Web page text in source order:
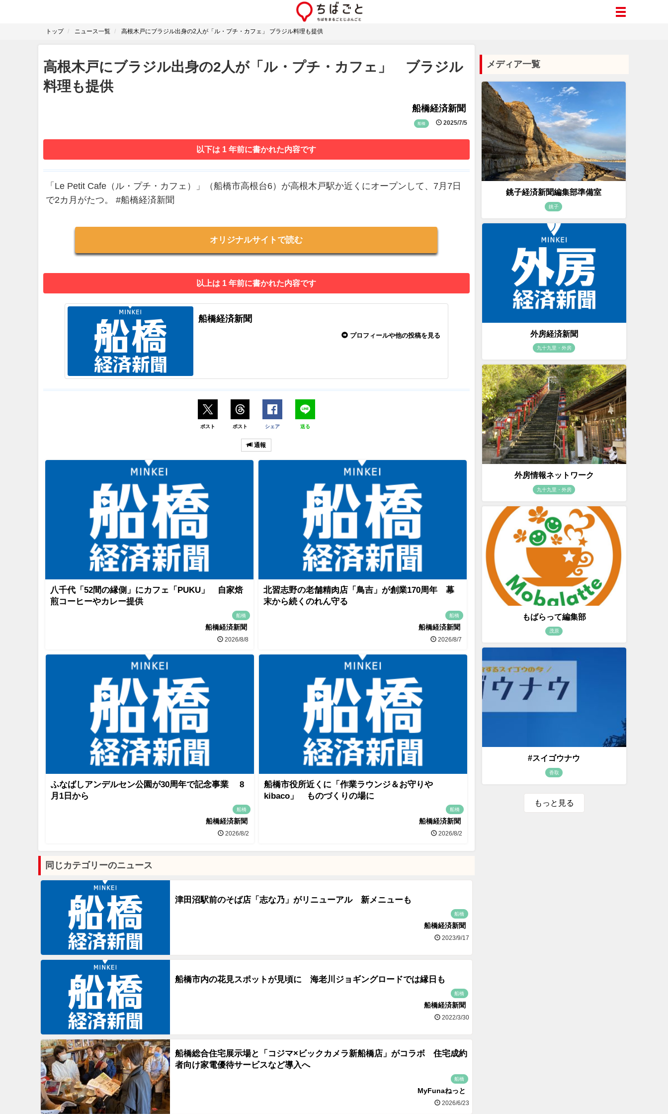
トップ ニュース一覧 高根木戸にブラジル出身の2人が「ル・プチ・カフェ」 ブラジル料理も提供
高根木戸にブラジル出身の2人が「ル・プチ・カフェ」 ブラジル
料理も提供
船橋経済新聞
船橋 2025/7/5
以下は 1 年前に書かれた内容です
「Le Petit Cafe（ル・プチ・カフェ）」（船橋市高根台6）が高根木戸駅か近くにオープンして、7月7日
で2カ月がたつ。 #船橋経済新聞
オリジナルサイトで読む
以上は 1 年前に書かれた内容です
船橋経済新聞
プロフィールや他の投稿を見る
ポスト ポスト シェア 送る
通報
八千代「52間の縁側」にカフェ「PUKU」 自家焙
煎コーヒーやカレー提供
船橋
船橋経済新聞
2026/8/8
北習志野の老舗精肉店「鳥吉」が創業170周年 幕
末から続くのれん守る
船橋
船橋経済新聞
2026/8/7
ふなばしアンデルセン公園が30周年で記念事業 8
月1日から
船橋
船橋経済新聞
2026/8/2
船橋市役所近くに「作業ラウンジ＆お守りや
kibaco」 ものづくりの場に
船橋
船橋経済新聞
2026/8/2
同じカテゴリーのニュース
津田沼駅前のそば店「志な乃」がリニューアル 新メニューも
船橋
船橋経済新聞
2023/9/17
船橋市内の花見スポットが見頃に 海老川ジョギングロードでは縁日も
船橋
船橋経済新聞
2022/3/30
船橋総合住宅展示場と「コジマ×ビックカメラ新船橋店」がコラボ 住宅成約
者向け家電優待サービスなど導入へ
船橋
MyFunaねっと
2026/6/23
メディア一覧
銚子経済新聞編集部準備室
銚子
外房経済新聞
九十九里・外房
外房情報ネットワーク
九十九里・外房
もばらって編集部
茂原
#スイゴウナウ
香取
もっと見る